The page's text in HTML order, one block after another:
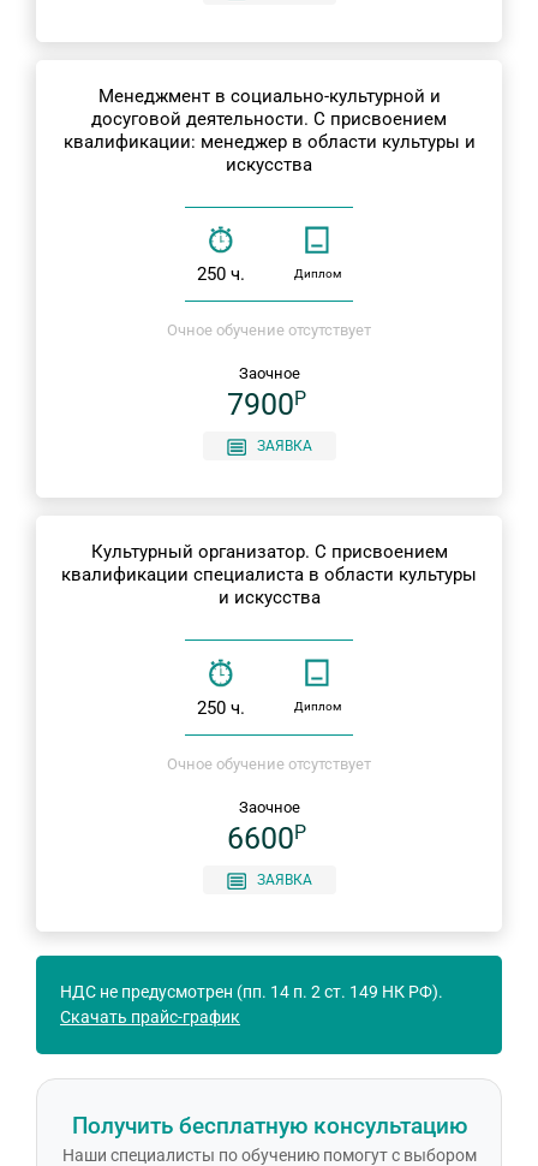
Менеджмент в социально-культурной и
досуговой деятельности. С присвоением
квалификации: менеджер в области культуры и
искусства
250 ч. Диплом
Очное обучение отсутствует
Заочное
7900P
ЗАЯВКА
Культурный организатор. С присвоением
квалификации специалиста в области культуры
и искусства
250 ч. Диплом
Очное обучение отсутствует
Заочное
6600P
ЗАЯВКА
НДС не предусмотрен (пп. 14 п. 2 ст. 149 НК РФ).
Скачать прайс-график
Получить бесплатную консультацию
Наши специалисты по обучению помогут с выбором